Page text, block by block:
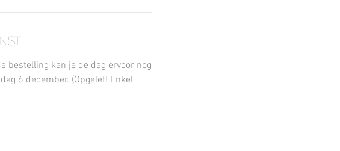
bestelling kan je de dag ervoor nog
6 december. (Opgelet! Enkel